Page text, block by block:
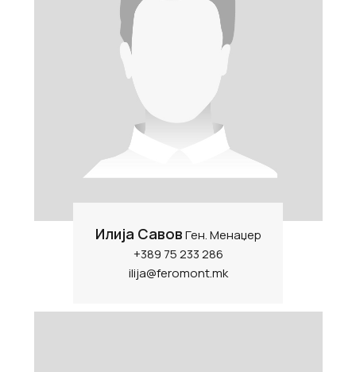
Илија СавовГен. Менаџер
+389 75 233 286
ilija@feromont.mk